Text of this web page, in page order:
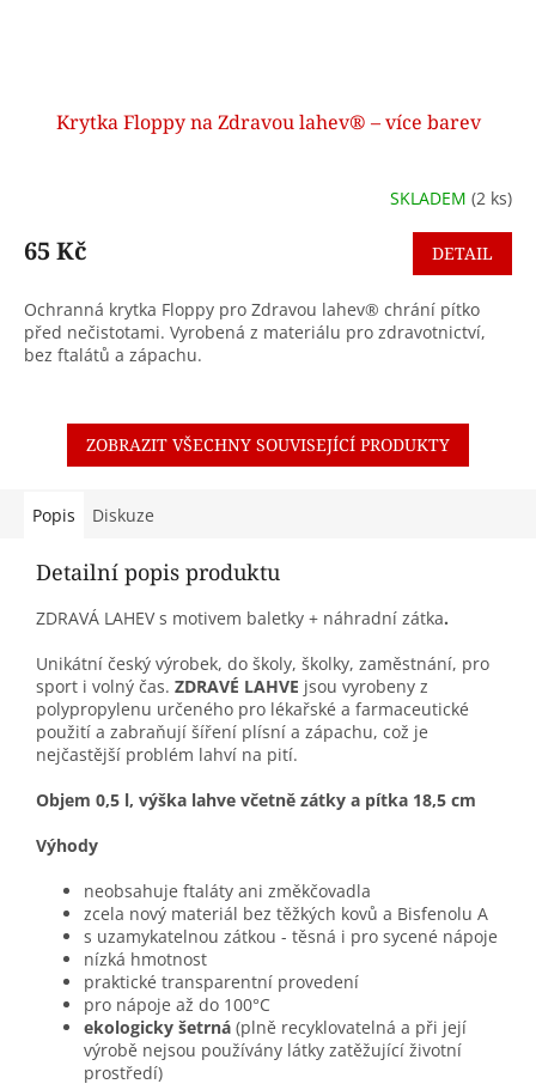
Krytka Floppy na Zdravou lahev® – více barev
SKLADEM (2 ks)
65 Kč DETAIL
Ochranná krytka Floppy pro Zdravou lahev® chrání pítko
před nečistotami. Vyrobená z materiálu pro zdravotnictví,
bez ftalátů a zápachu.
ZOBRAZIT VŠECHNY SOUVISEJÍCÍ PRODUKTY
Popis Diskuze
Detailní popis produktu
ZDRAVÁ LAHEV s motivem baletky + náhradní zátka.
Unikátní český výrobek, do školy, školky, zaměstnání, pro
sport i volný čas. ZDRAVÉ LAHVE jsou vyrobeny z
polypropylenu určeného pro lékařské a farmaceutické
použití a zabraňují šíření plísní a zápachu, což je
nejčastější problém lahví na pití.
Objem 0,5 l, výška lahve včetně zátky a pítka 18,5 cm
Výhody
neobsahuje ftaláty ani změkčovadla
zcela nový materiál bez těžkých kovů a Bisfenolu A
s uzamykatelnou zátkou - těsná i pro sycené nápoje
nízká hmotnost
praktické transparentní provedení
pro nápoje až do 100°C
ekologicky šetrná (plně recyklovatelná a při její
výrobě nejsou používány látky zatěžující životní
prostředí)